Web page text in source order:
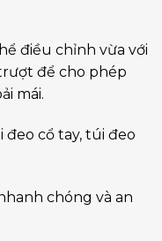
điều chỉnh vừa với
để cho phép
mái.
cổ tay, túi đeo
chóng và an